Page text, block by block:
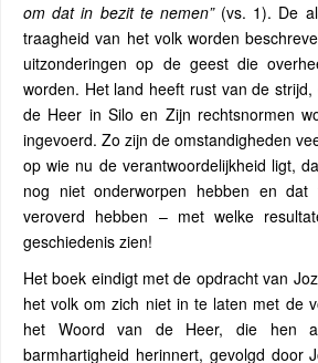
om dat in bezit te nemen” (vs. 1). De
traagheid van het volk worden
uitzonderingen op de geest die
worden. Het land heeft rust van de
de Heer in Silo en Zijn rechtsnormen
ingevoerd. Zo zijn de omstandigheden
op wie nu de verantwoordelijkheid ligt,
nog niet onderworpen hebben en
veroverd hebben – met welke
geschiedenis zien!
Het boek eindigt met de opdracht van
het volk om zich niet in te laten met de
het Woord van de Heer, die hen
barmhartigheid herinnert, gevolgd door